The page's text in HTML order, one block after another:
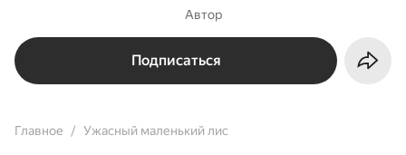
Автор
Подписаться
Главное Ужасный маленький лис